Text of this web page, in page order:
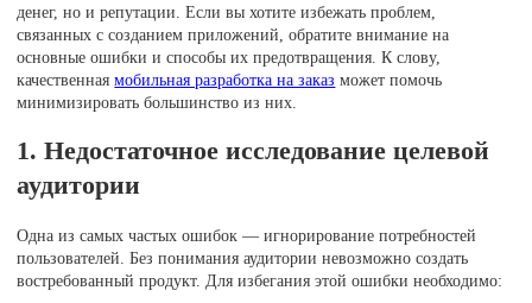
денег, но и репутации. Если вы хотите избежать проблем,
связанных с созданием приложений, обратите внимание на
основные ошибки и способы их предотвращения. К слову,
качественнаямобильная разработка на заказ может помочь
минимизировать большинство из них.
1. Недостаточное исследование целевой
аудитории
Одна из самых частых ошибок — игнорирование потребностей
пользователей. Без понимания аудитории невозможно создать
востребованный продукт. Для избегания этой ошибки необходимо: